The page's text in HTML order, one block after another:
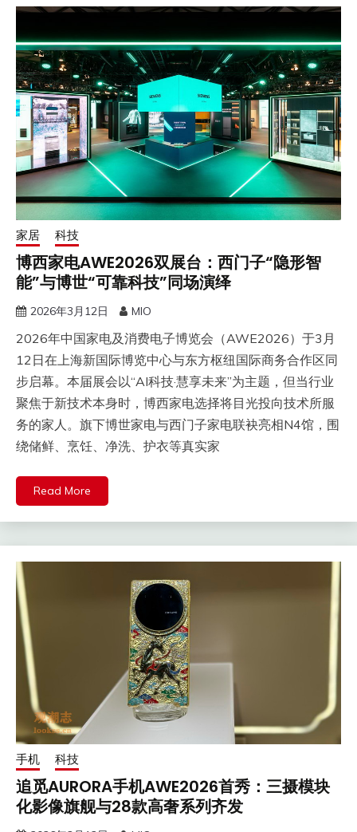
家居 科技
博西家电AWE2026双展台：西门子“隐形智
能”与博世“可靠科技”同场演绎
2026年3月12日 MIO
2026年中国家电及消费电子博览会（AWE2026）于3月
12日在上海新国际博览中心与东方枢纽国际商务合作区同
步启幕。本届展会以“AI科技·慧享未来”为主题，但当行业
聚焦于新技术本身时，博西家电选择将目光投向技术所服
务的家人。旗下博世家电与西门子家电联袂亮相N4馆，围
绕储鲜、烹饪、净洗、护衣等真实家
Read More
手机 科技
追觅AURORA手机AWE2026首秀：三摄模块
化影像旗舰与28款高奢系列齐发